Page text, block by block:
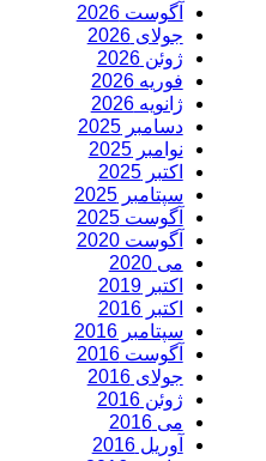
آگوست 2026
جولای 2026
ژوئن 2026
فوریه 2026
ژانویه 2026
دسامبر 2025
نوامبر 2025
اکتبر 2025
سپتامبر 2025
آگوست 2025
آگوست 2020
می 2020
اکتبر 2019
اکتبر 2016
سپتامبر 2016
آگوست 2016
جولای 2016
ژوئن 2016
می 2016
آوریل 2016